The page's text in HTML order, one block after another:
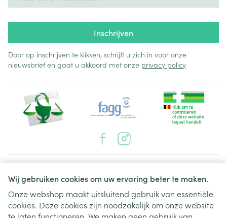
Wij gebruiken cookies om uw ervaring beter te maken.
Onze webshop maakt uitsluitend gebruik van essentiële
cookies. Deze cookies zijn noodzakelijk om onze website
Inschrijven
Door op inschrijven te klikken, schrijft u zich in voor onze
nieuwsbrief en gaat u akkoord met onze privacy policy.
Juridische links